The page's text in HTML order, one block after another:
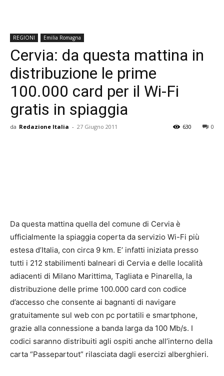
REGIONI Emilia Romagna
Cervia: da questa mattina in
distribuzione le prime
100.000 card per il Wi-Fi
gratis in spiaggia
da Redazione Italia - 27 Giugno 2011 0
630
Da questa mattina quella del comune di Cervia è
ufficialmente la spiaggia coperta da servizio Wi-Fi più
estesa d’Italia, con circa 9 km. E’ infatti iniziata presso
tutti i 212 stabilimenti balneari di Cervia e delle località
adiacenti di Milano Marittima, Tagliata e Pinarella, la
distribuzione delle prime 100.000 card con codice
d’accesso che consente ai bagnanti di navigare
gratuitamente sul web con pc portatili e smartphone,
grazie alla connessione a banda larga da 100 Mb/s. I
codici saranno distribuiti agli ospiti anche all’interno della
carta “Passepartout” rilasciata dagli esercizi alberghieri.